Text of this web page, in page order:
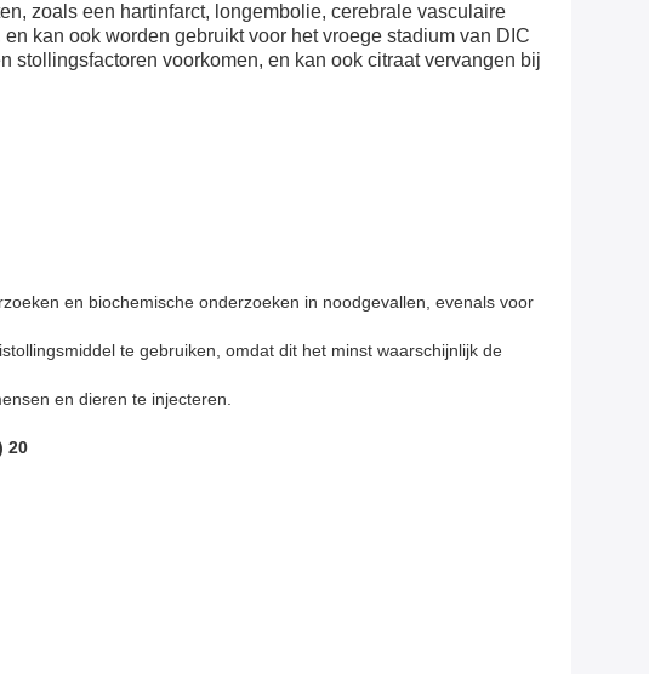
zoals een hartinfarct, longembolie, cerebrale vasculaire
kan ook worden gebruikt voor het vroege stadium van DIC
voorkomen, en kan ook citraat vervangen bij
en biochemische onderzoeken in noodgevallen, evenals voor
te gebruiken, omdat dit het minst waarschijnlijk de
en dieren te injecteren.
20